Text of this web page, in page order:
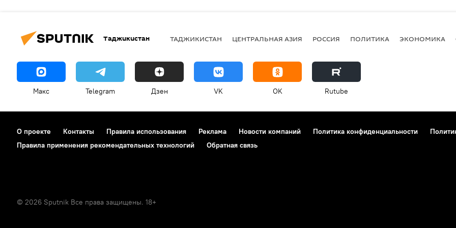
Таджикистан ТАДЖИКИСТАН ЦЕНТРАЛЬНАЯ АЗИЯ РОССИЯ ПОЛИТИКА ЭКОНОМИКА
Макс Telegram Дзен VK OK Rutube
О проекте Контакты Правила использования Реклама Новости компаний Политика конфиденциальности
Правила применения рекомендательных технологий
Обратная связь
© 2026 Sputnik Все права защищены. 18+